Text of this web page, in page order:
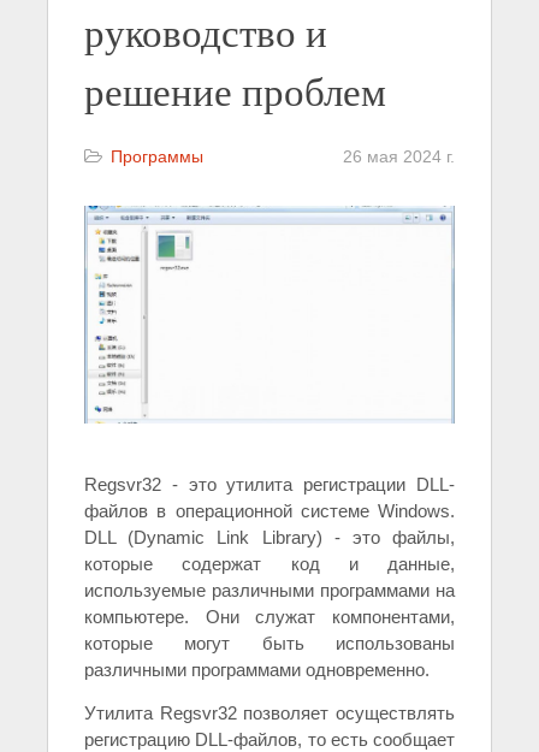
руководство и
решение проблем
Программы 26 мая 2024 г.
Regsvr32 - это утилита регистрации DLL-
файлов в операционной системе Windows.
DLL (Dynamic Link Library) - это файлы,
которые содержат код и данные,
используемые различными программами на
компьютере. Они служат компонентами,
которые могут быть использованы
различными программами одновременно.
Утилита Regsvr32 позволяет осуществлять
регистрацию DLL-файлов, то есть сообщает